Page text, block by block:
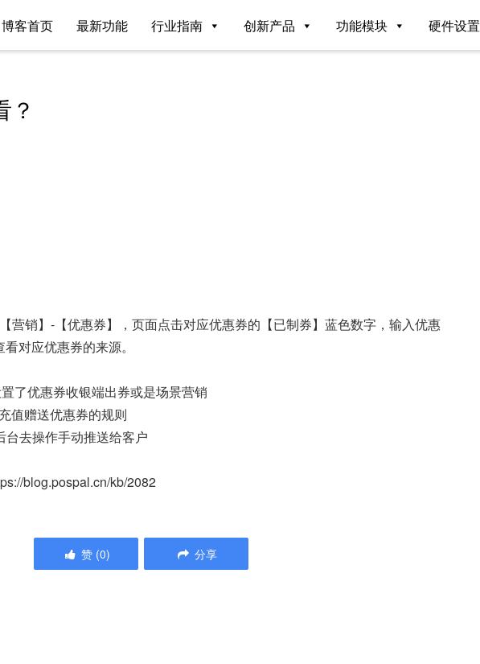
博客首页 最新功能 行业指南 创新产品 功能模块 硬件设置
？
营销】-【优惠券】，页面点击对应优惠券的【已制券】蓝色数字，输入优惠
对应优惠券的来源。
了优惠券收银端出券或是场景营销
值赠送优惠券的规则
去操作手动推送给客户
blog.pospal.cn/kb/2082
赞 (0) 分享